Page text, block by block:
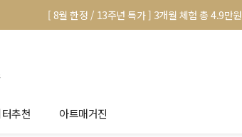
[ 8월 한정 / 13주년 특가 ] 3개월 체험 총 4.9만원
추천 아트매거진